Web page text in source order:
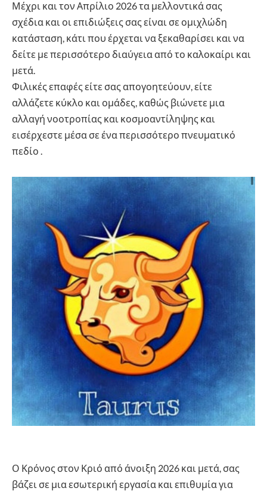
Μέχρι και τον Απρίλιο 2026 τα μελλοντικά σας
σχέδια και οι επιδιώξεις σας είναι σε ομιχλώδη
κατάσταση, κάτι που έρχεται να ξεκαθαρίσει και να
δείτε με περισσότερο διαύγεια από το καλοκαίρι και
μετά.
Φιλικές επαφές είτε σας απογοητεύουν, είτε
αλλάζετε κύκλο και ομάδες, καθώς βιώνετε μια
αλλαγή νοοτροπίας και κοσμοαντίληψης και
εισέρχεστε μέσα σε ένα περισσότερο πνευματικό
πεδίο .
Ο Κρόνος στον Κριό από άνοιξη 2026 και μετά, σας
βάζει σε μια εσωτερική εργασία και επιθυμία για